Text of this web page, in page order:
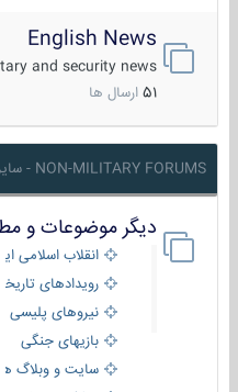
English News
and security news
51 ارسال ها
NON-MILITARY FORUMS - سایر بخشها
دیگر موضوعات و
انقلاب اسلامی ایران
رویدادهای
نیروهای پلیسی
بازیهای جنگی
سایت و وبلاگ ها